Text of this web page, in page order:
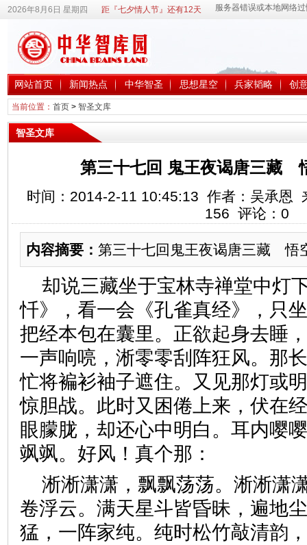
2026年8月6日 星期四 距『七夕情人节』还有12天
网站首页 新闻热点 中华智圣 思想星空 兵家韬略 创
当前位置： 首页> 智圣文库
智圣文库
第三十七回 鬼王夜谒唐三藏
时间：2014-2-11 10:45:13 作者：吴承恩
156 评论： 0
内容摘要： 第三十七回鬼王夜谒唐三藏 悟
却说三藏坐于宝林寺禅堂中灯
忏》，看一会《孔雀真经》，只
把经本包在囊里。正欲起身去睡
一声响喨，淅零零刮阵狂风。那
忙将褊衫袖子遮住。又见那灯或
惊胆战。此时又困倦上来，伏在
眼朦胧，却还心中明白。耳内嘤
飒飒。好风！真个那：
淅淅潇潇，飘飘荡荡。淅淅潇
卷浮云。满天星斗皆昏昧，遍地
猛，一阵家纯。纯时松竹敲清韵